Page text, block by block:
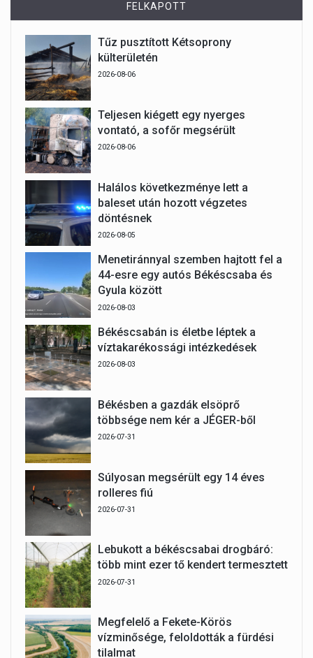
FELKAPOTT
Tűz pusztított Kétsoprony
külterületén
2026-08-06
Teljesen kiégett egy nyerges
vontató, a sofőr megsérült
2026-08-06
Halálos következménye lett a
baleset után hozott végzetes
döntésnek
2026-08-05
Menetiránnyal szemben hajtott fel a
44-esre egy autós Békéscsaba és
Gyula között
2026-08-03
Békéscsabán is életbe léptek a
víztakarékossági intézkedések
2026-08-03
Békésben a gazdák elsöprő
többsége nem kér a JÉGER-ből
2026-07-31
Súlyosan megsérült egy 14 éves
rolleres fiú
2026-07-31
Lebukott a békéscsabai drogbáró:
több mint ezer tő kendert termesztett
2026-07-31
Megfelelő a Fekete-Körös
vízminősége, feloldották a fürdési
tilalmat